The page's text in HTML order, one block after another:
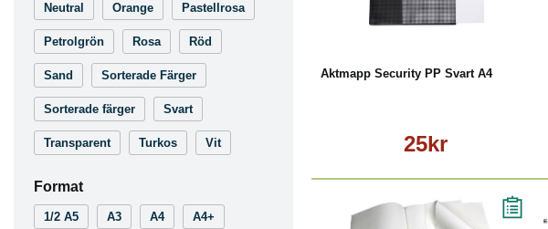
Neutral Orange Pastellrosa
Petrolgrön Rosa Röd
Sand Sorterade Färger
Sorterade färger Svart
Transparent Turkos Vit
Format
1/2 A5 A3 A4 A4+
Aktmapp Security PP Svart A4
25kr
Köp